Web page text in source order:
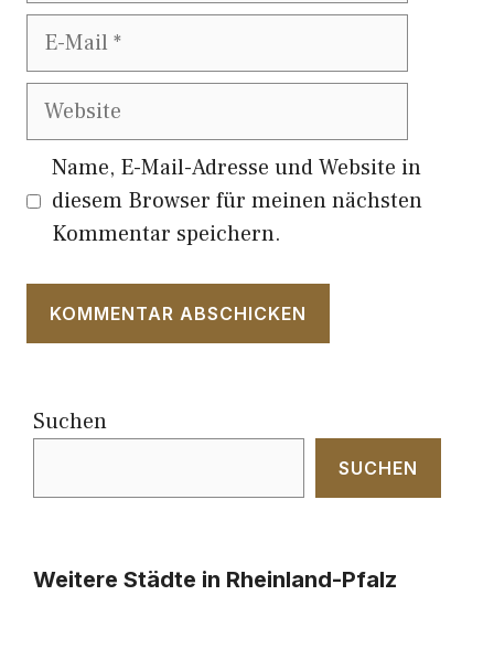
E-
Website
Name, E-Mail-Adresse und Website in
diesem Browser für meinen nächsten
Kommentar speichern.
Suchen
SUCHEN
Weitere Städte in Rheinland-Pfalz